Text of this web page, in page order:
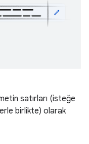
satırları (isteğe
birlikte) olarak